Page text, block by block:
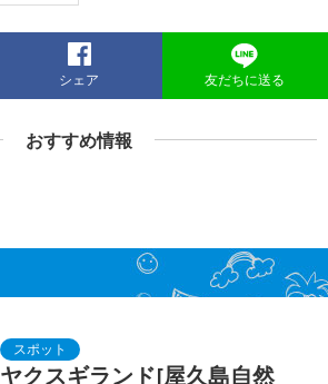
シェア 友だちに送る
おすすめ情報
ヤクスギランド[屋久島自然